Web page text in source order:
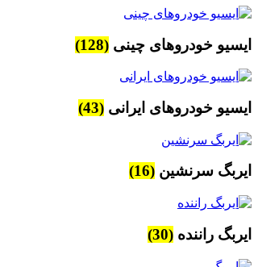
ایسیو خودروهای چینی (128)
ایسیو خودروهای ایرانی (43)
ایربگ سرنشین (16)
ایربگ راننده (30)